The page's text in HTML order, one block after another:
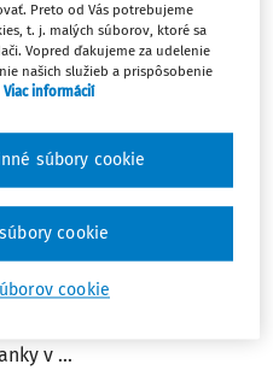
ochrany vkladov v
krízového
vkladov (CMDI)
zamýšľanej revízie
a ochrany vkladov,
situácií banky a
v ...
Preto od Vás potrebujeme
t. j. malých súborov, ktoré sa
Vopred ďakujeme za udelenie
našich služieb a prispôsobenie
Viac informácií
cookie
súbory cookie
cookie